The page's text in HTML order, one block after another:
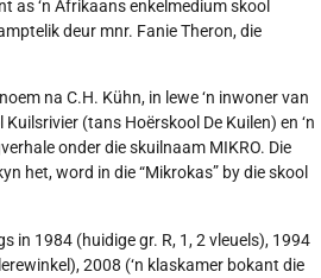
as ‘n Afrikaans enkelmedium skool
deur mnr. Fanie Theron, die
na C.H. Kühn, in lewe ‘n inwoner van
(tans Hoërskool De Kuilen) en ‘n
onder die skuilnaam MIKRO. Die
het, word in die “Mikrokas” by die skool
in 1984 (huidige gr. R, 1, 2 vleuels), 1994
2008 (‘n klaskamer bokant die